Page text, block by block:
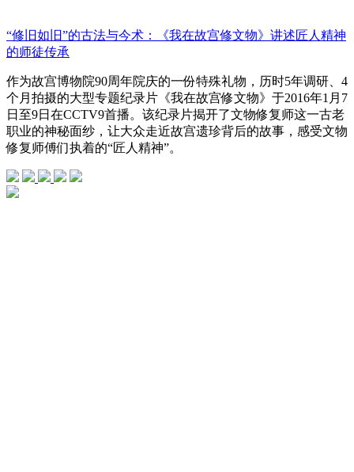
“修旧如旧”的古法与今术：《我在故宫修文物》讲述匠人精神
的师徒传承
作为故宫博物院90周年院庆的一份特殊礼物，历时5年调研、4
个月拍摄的大型专题纪录片《我在故宫修文物》于2016年1月7
日至9日在CCTV9首播。该纪录片揭开了文物修复师这一古老
职业的神秘面纱，让大众走近故宫遗珍背后的故事，感受文物
修复师傅们执着的“匠人精神”。